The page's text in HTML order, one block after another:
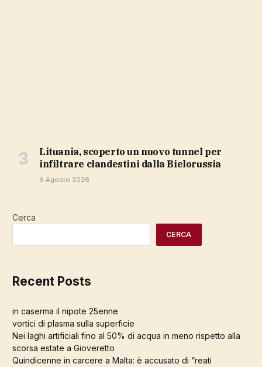
Lituania, scoperto un nuovo tunnel per
infiltrare clandestini dalla Bielorussia
6 Agosto 2026
Cerca
CERCA
Recent Posts
in caserma il nipote 25enne
vortici di plasma sulla superficie
Nei laghi artificiali fino al 50% di acqua in meno rispetto alla
scorsa estate a Gioveretto
Quindicenne in carcere a Malta: è accusato di “reati